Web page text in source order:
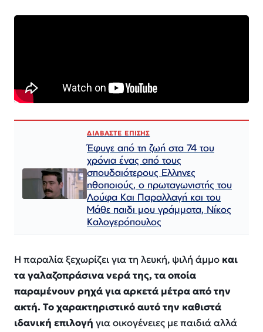
ΔΙΑΒΑΣΤΕ ΕΠΙΣΗΣ
Έφυγε από τη ζωή στα 74 του
χρόνια ένας από τους
σπουδαιότερους Ελληνες
ηθοποιούς, ο πρωταγωνιστής του
Λούφα Και Παραλλαγή και του
Μάθε παιδι μου γράμματα, Νίκος
Καλογερόπουλος
Η παραλία ξεχωρίζει για τη λευκή, ψιλή άμμο και
τα γαλαζοπράσινα νερά της, τα οποία
παραμένουν ρηχά για αρκετά μέτρα από την
ακτή. Το χαρακτηριστικό αυτό την καθιστά
ιδανική επιλογή για οικογένειες με παιδιά αλλά